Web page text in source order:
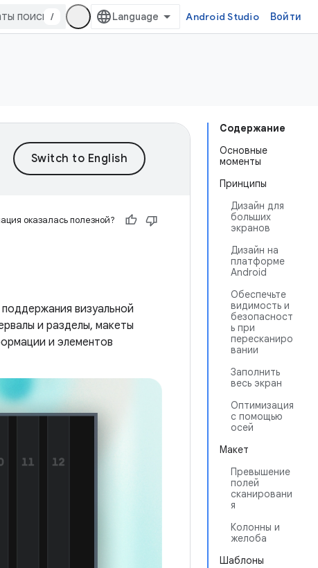
/ Android Studio Войти
Содержание
Основные
моменты
Принципы
Дизайн для
больших
экранов
Дизайн на
платформе
Android
Обеспечьте
видимость и
безопасност
ь при
пересканиро
вании
Заполнить
весь экран
Оптимизация
с помощью
осей
Макет
Превышение
полей
сканировани
я
Колонны и
желоба
Шаблоны
оказалась полезной?
визуальной
и разделы, макеты
и элементов